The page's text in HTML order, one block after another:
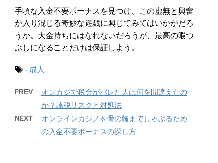
手頃な入金不要ボーナスを見つけ、この虚無と興奮
が入り混じる奇妙な遊戯に興じてみてはいかがだろ
うか。大金持ちにはなれないだろうが、最高の暇つ
ぶしになることだけは保証しよう。
- 成人
PREV
オンカジで税金がバレた人は何を間違えたの
か？課税リスクと対処法
NEXT
オンラインカジノを骨の髄までしゃぶるため
の入金不要ボーナスの探し方